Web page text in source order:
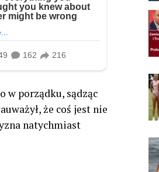
w porządku, sądząc
że coś jest nie
natychmiast